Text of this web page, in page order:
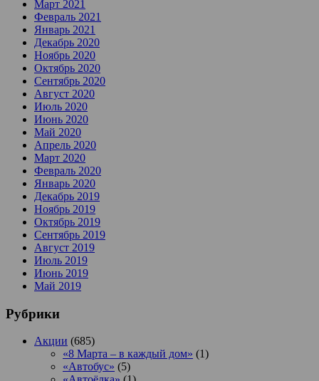
Март 2021
Февраль 2021
Январь 2021
Декабрь 2020
Ноябрь 2020
Октябрь 2020
Сентябрь 2020
Август 2020
Июль 2020
Июнь 2020
Май 2020
Апрель 2020
Март 2020
Февраль 2020
Январь 2020
Декабрь 2019
Ноябрь 2019
Октябрь 2019
Сентябрь 2019
Август 2019
Июль 2019
Июнь 2019
Май 2019
Рубрики
Акции (685)
«8 Марта – в каждый дом» (1)
«Автобус» (5)